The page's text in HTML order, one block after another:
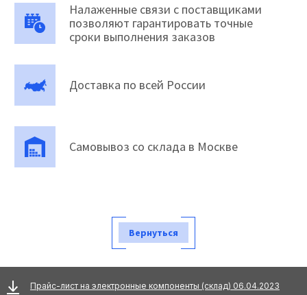
Налаженные связи с поставщиками
позволяют гарантировать точные
сроки выполнения заказов
Доставка по всей России
Самовывоз со склада в Москве
Вернуться
Прайс-лист на электронные компоненты (склад) 06.04.2023